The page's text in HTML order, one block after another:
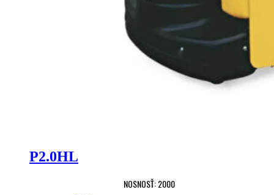
P2.0HL
NOSNOSŤ: 2000